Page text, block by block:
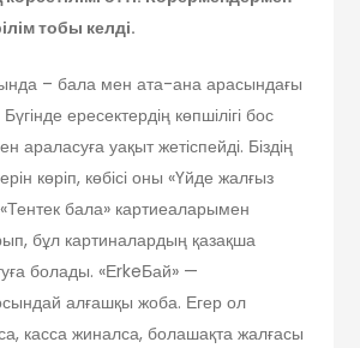
тобы келді.
– бала мен ата-ана арасындағы
ересектердің көпшілігі бос
араласуға уақыт жетіспейді. Біздің
көріп, көбісі оны «Үйде жалғыз
бала» картиеаларымен
бұл картиналардың қазақша
болады. «ЕrkeБай» —
алғашқы жоба. Егер ол
касса жиналса, болашақта жалғасы